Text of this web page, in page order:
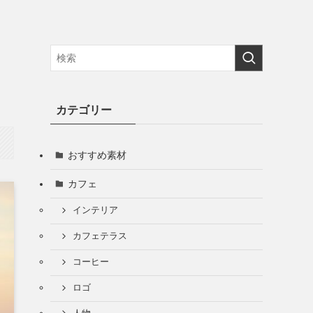
カテゴリー
おすすめ素材
カフェ
インテリア
カフェテラス
コーヒー
ロゴ